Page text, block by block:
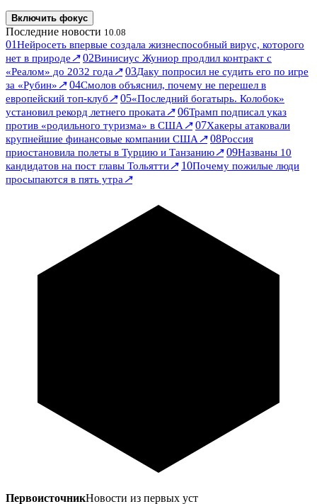
Включить фокус
Последние новости 10.08
01Нейросеть впервые создала жизнеспособный вирус, которого
нет в природе↗ 02Винисиус Жуниор продлил контракт с
«Реалом» до 2032 года↗ 03Даку попросил не судить его по игре
за «Рубин»↗ 04Смолов объяснил, почему не перешел в
европейский топ-клуб↗ 05«Последний богатырь. Колобок»
установил рекорд летнего проката↗ 06Трамп подписал указ
против «родильного туризма» в США↗ 07Хакеры атаковали
крупнейшие финансовые компании США↗ 08Россия
приостановила полеты в Турцию и Танзанию↗ 09Названы 10
кандидатов на пост главы Тольятти↗ 10Почему пожилые люди
просыпаются в пять утра↗
ПервоисточникНовости из первых уст